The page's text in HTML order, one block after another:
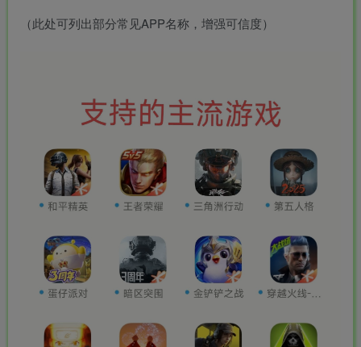
（此处可列出部分常见APP名称，增强可信度）